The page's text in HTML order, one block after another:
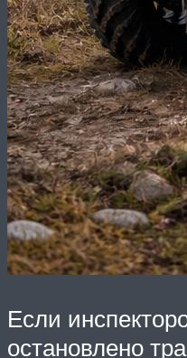
Если
остановлено